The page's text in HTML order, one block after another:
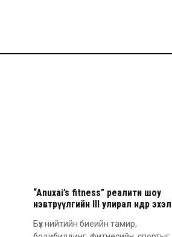
“Anuxai’s fitness” реалити шоу
нэвтрүүлгийн III улирал өнөөдөр
Бүх нийтийн биеийн тамир,